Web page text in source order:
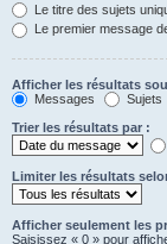
Le titre des sujets
Le premier message
Afficher les résultats
Messages
Sujets
Trier les résultats par :
Limiter les résultats
Afficher seulement les
Saisissez « 0 » pour